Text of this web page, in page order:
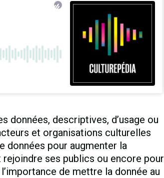
données, descriptives, d’usage ou
et organisations culturelles
données pour augmenter la
ses publics ou encore pour
de mettre la donnée au